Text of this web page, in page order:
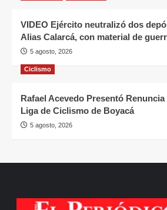
VIDEO Ejército neutralizó dos
Alias Calarcá, con material de
5 agosto, 2026
Ciclismo
Rafael Acevedo Presentó
Liga de Ciclismo de Boyacá
5 agosto, 2026